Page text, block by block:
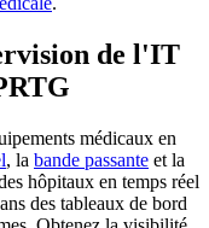
de l'IT
médicaux en
, la bande passante et la
hôpitaux en temps réel
des tableaux de bord